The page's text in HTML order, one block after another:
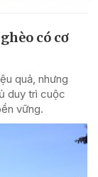
có cơ
quả, nhưng
duy trì cuộc
vững.